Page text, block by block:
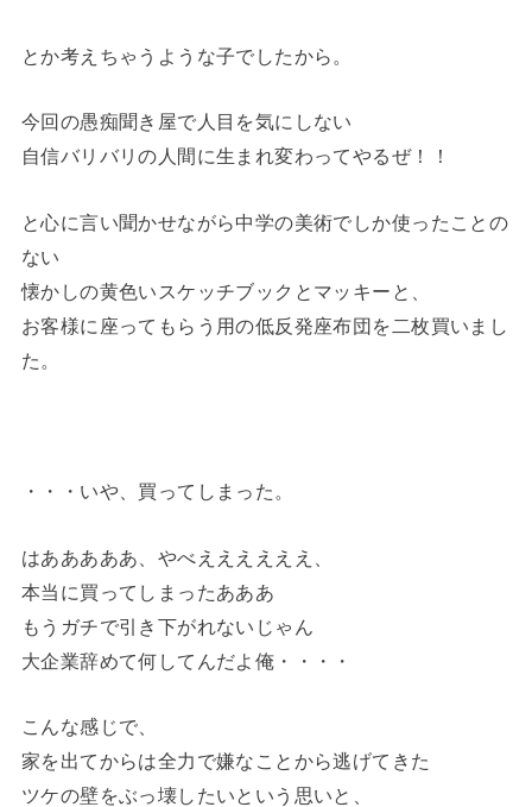
とか考えちゃうような子でしたから。
今回の愚痴聞き屋で人目を気にしない
自信バリバリの人間に生まれ変わってやるぜ！！
と心に言い聞かせながら中学の美術でしか使ったことの
ない
懐かしの黄色いスケッチブックとマッキーと、
お客様に座ってもらう用の低反発座布団を二枚買いまし
た。
・・・いや、買ってしまった。
はあああああ、やべええええええ、
本当に買ってしまったあああ
もうガチで引き下がれないじゃん
大企業辞めて何してんだよ俺・・・・
こんな感じで、
家を出てからは全力で嫌なことから逃げてきた
ツケの壁をぶっ壊したいという思いと、